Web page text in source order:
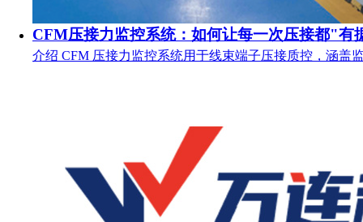
CFM压接力监控系统：如何让每一次压接都"有
介绍 CFM 压接力监控系统用于线束端子压接质控，涵盖